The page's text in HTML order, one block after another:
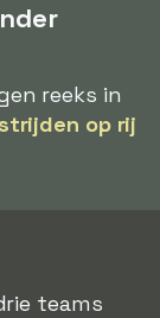
reeks in
op rij
teams